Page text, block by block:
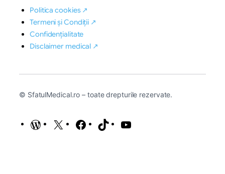
Politica cookies ↗
Termeni și Condiții ↗
Confidențialitate
Disclaimer medical ↗
© SfatulMedical.ro – toate drepturile rezervate.
WordPress
X Facebook
TikTok